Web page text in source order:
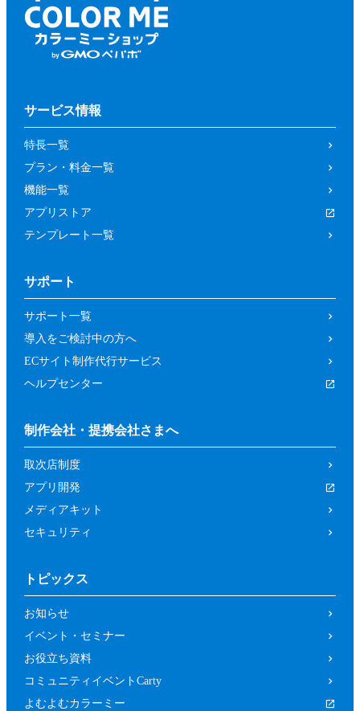
サービス情報
特長一覧
プラン・料金一覧
機能一覧
アプリストア
テンプレート一覧
サポート
サポート一覧
導入をご検討中の方へ
ECサイト制作代行サービス
ヘルプセンター
制作会社・提携会社さまへ
取次店制度
アプリ開発
メディアキット
セキュリティ
トピックス
お知らせ
イベント・セミナー
お役立ち資料
コミュニティイベントCarty
よむよむカラーミー